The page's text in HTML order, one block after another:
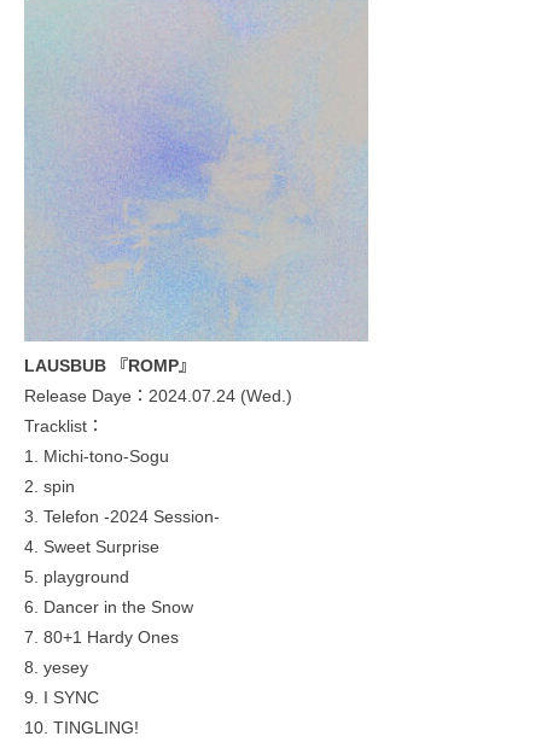
LAUSBUB 『ROMP』
Release Daye：2024.07.24 (Wed.)
Tracklist：
1. Michi-tono-Sogu
2. spin
3. Telefon -2024 Session-
4. Sweet Surprise
5. playground
6. Dancer in the Snow
7. 80+1 Hardy Ones
8. yesey
9. I SYNC
10. TINGLING!